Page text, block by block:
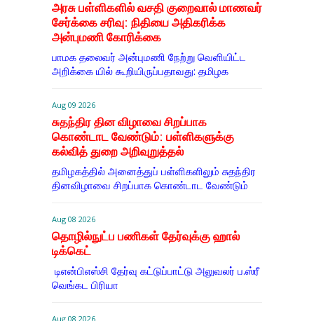
அரசு பள்ளிகளில் வசதி குறைவால் மாணவர்
சேர்க்கை சரிவு: நிதியை அதிகரிக்க
அன்புமணி கோரிக்கை
பாமக தலைவர் அன்புமணி நேற்று வெளியிட்ட
அறிக்கை யில் கூறியிருப்பதாவது: தமிழக
Aug 09 2026
சுதந்திர தின விழாவை சிறப்பாக
கொண்டாட வேண்டும்: பள்ளிகளுக்கு
கல்வித் துறை அறிவுறுத்தல்
தமிழகத்தில் அனைத்துப் பள்ளிகளிலும் சுதந்திர
தினவிழாவை சிறப்பாக கொண்டாட வேண்டும்
Aug 08 2026
தொழில்நுட்ப பணிகள் தேர்வுக்கு ஹால் ​
டிக்கெட்
டிஎன்​பிஎஸ்சி தேர்வு கட்​டுப்​பாட்டு அலு​வலர் ப.ஸ்ரீ
வெங்கட பிரியா
Aug 08 2026